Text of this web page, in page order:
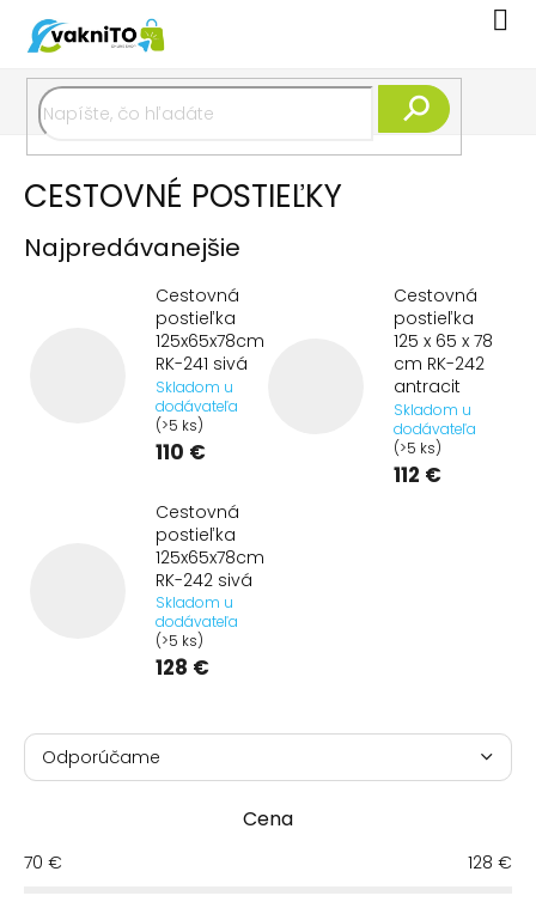
obsah
CESTOVNÉ POSTIEĽKY
Najpredávanejšie
Cestovná
postieľka
125x65x78cm
RK-241 sivá
Skladom u
dodávateľa
(>5 ks)
110 €
Cestovná
postieľka
125 x 65 x 78
cm RK-242
antracit
Skladom u
dodávateľa
(>5 ks)
112 €
Cestovná
postieľka
125x65x78cm
RK-242 sivá
Skladom u
dodávateľa
(>5 ks)
128 €
R
d
i
Odporúčame
Cena
70 € 128 €